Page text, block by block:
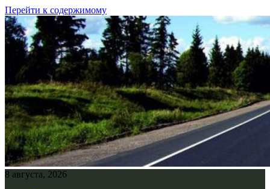
Перейти к содержимому
8 августа, 2026